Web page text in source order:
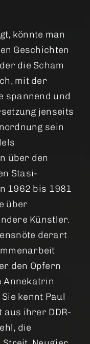
könnte man
Geschichten
die Scham
mit der
spannend und
jenseits
sein
über den
Stasi-
1962 bis 1981
über
Künstler.
derart
den Opfern
Annekatrin
kennt Paul
aus ihrer DDR-
die